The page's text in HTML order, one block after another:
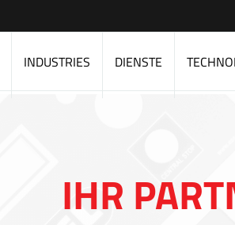
INDUSTRIES DIENSTE
IHR